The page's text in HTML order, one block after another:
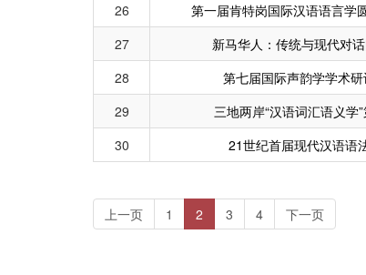
26
第一届肯特岗国际汉语语言学
27
新马华人：传统与现代对
28
第七届国际声韵学学术研
29
三地两岸“汉语词汇语义学
30
21世纪首届现代汉语语
上一页 1 2 (current)
3 4 下一页